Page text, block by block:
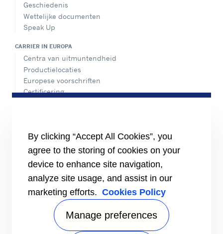
Geschiedenis
Wettelijke documenten
Speak Up
CARRIER IN EUROPA
Centra van uitmuntendheid
Productielocaties
Europese voorschriften
Certificering
BRONNEN
Brochures
Video's
INFORMATIE VOOR
Leveranciers
Investeerders
By clicking “Accept All Cookies”, you
agree to the storing of cookies on your
device to enhance site navigation,
analyze site usage, and assist in our
marketing efforts. Cookies Policy
Manage preferences